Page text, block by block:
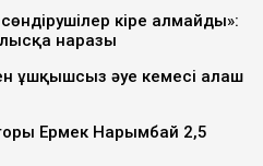
кіре алмайды»:
наразы
ұшқышсыз әуе кемесі алғаш
Ермек Нарымбай 2,5